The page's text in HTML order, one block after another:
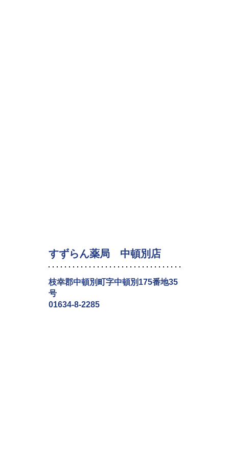
すずらん薬局 中頓別店
枝幸郡中頓別町字中頓別175番地35
号
01634-8-2285